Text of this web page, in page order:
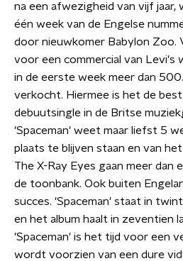
na een afwezigheid van vijf jaar,
één week van de Engelse
door nieuwkomer Babylon Zoo.
voor een commercial van Levi's
in de eerste week meer dan
verkocht. Hiermee is het de
debuutsingle in de Britse
'Spaceman' weet maar liefst 5
plaats te blijven staan en van
The X-Ray Eyes gaan meer dan
de toonbank. Ook buiten
succes. 'Spaceman' staat in
en het album haalt in zeventien
'Spaceman' is het tijd voor een
wordt voorzien van een dure